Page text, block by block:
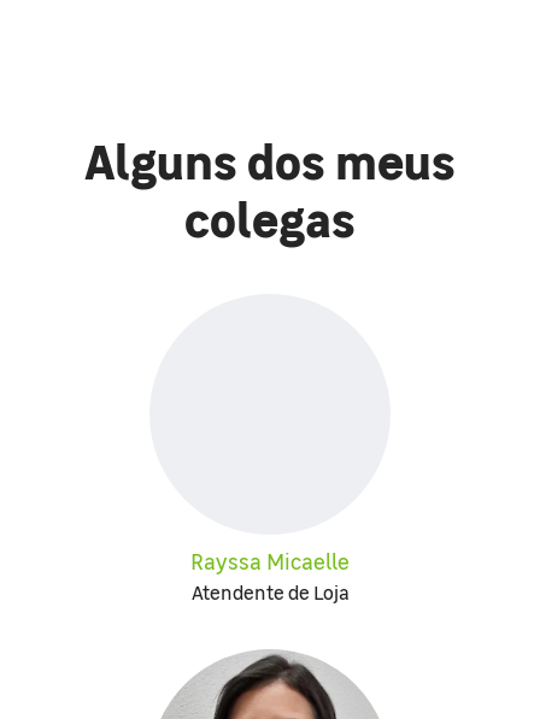
Alguns dos meus
colegas
Rayssa Micaelle
Atendente de Loja